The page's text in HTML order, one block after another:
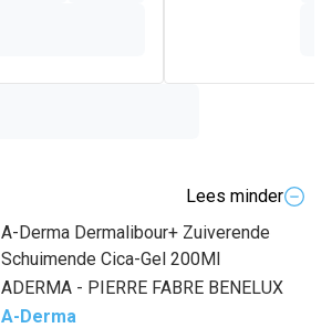
Lees minder
A-Derma Dermalibour+ Zuiverende
Schuimende Cica-Gel 200Ml
ADERMA - PIERRE FABRE BENELUX
A-Derma